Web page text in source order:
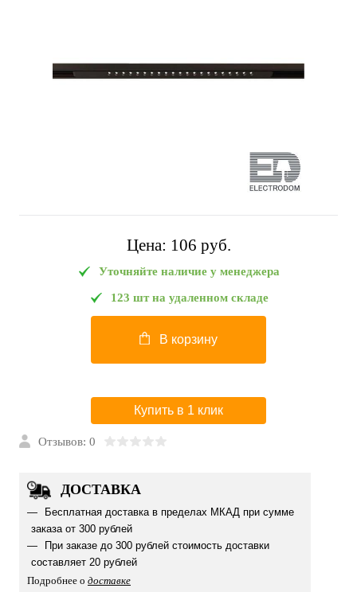
Цена: 106 pуб.
Уточняйте наличие у менеджера
123 шт на удаленном складе
В корзину
Купить в 1 клик
Отзывов: 0
ДОСТАВКА
Бесплатная доставка в пределах МКАД при сумме
заказа от 300 рублей
При заказе до 300 рублей стоимость доставки
составляет 20 рублей
Подробнее о доставке